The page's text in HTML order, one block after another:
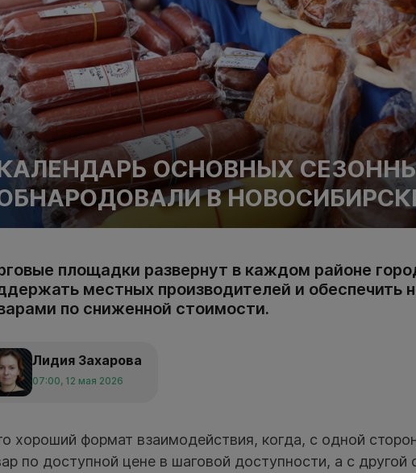
ОСНОВНЫХ
В
площадки развернут в каждом районе
местных производителей и обеспечить
по сниженной стоимости.
Лидия Захарова
07:00, 12 мая 2026
хороший формат взаимодействия, когда, с одной
по доступной цене в шаговой доступности, а с